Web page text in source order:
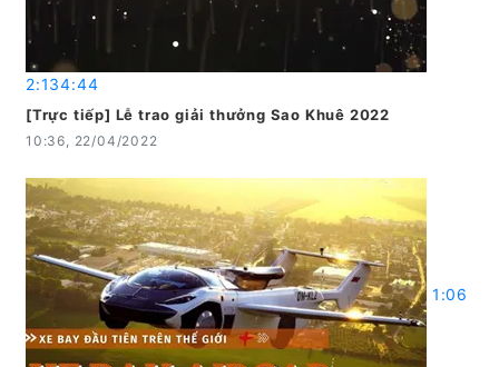
2:134:44
[Trực tiếp] Lễ trao giải thưởng Sao Khuê 2022
10:36, 22/04/2022
1:06